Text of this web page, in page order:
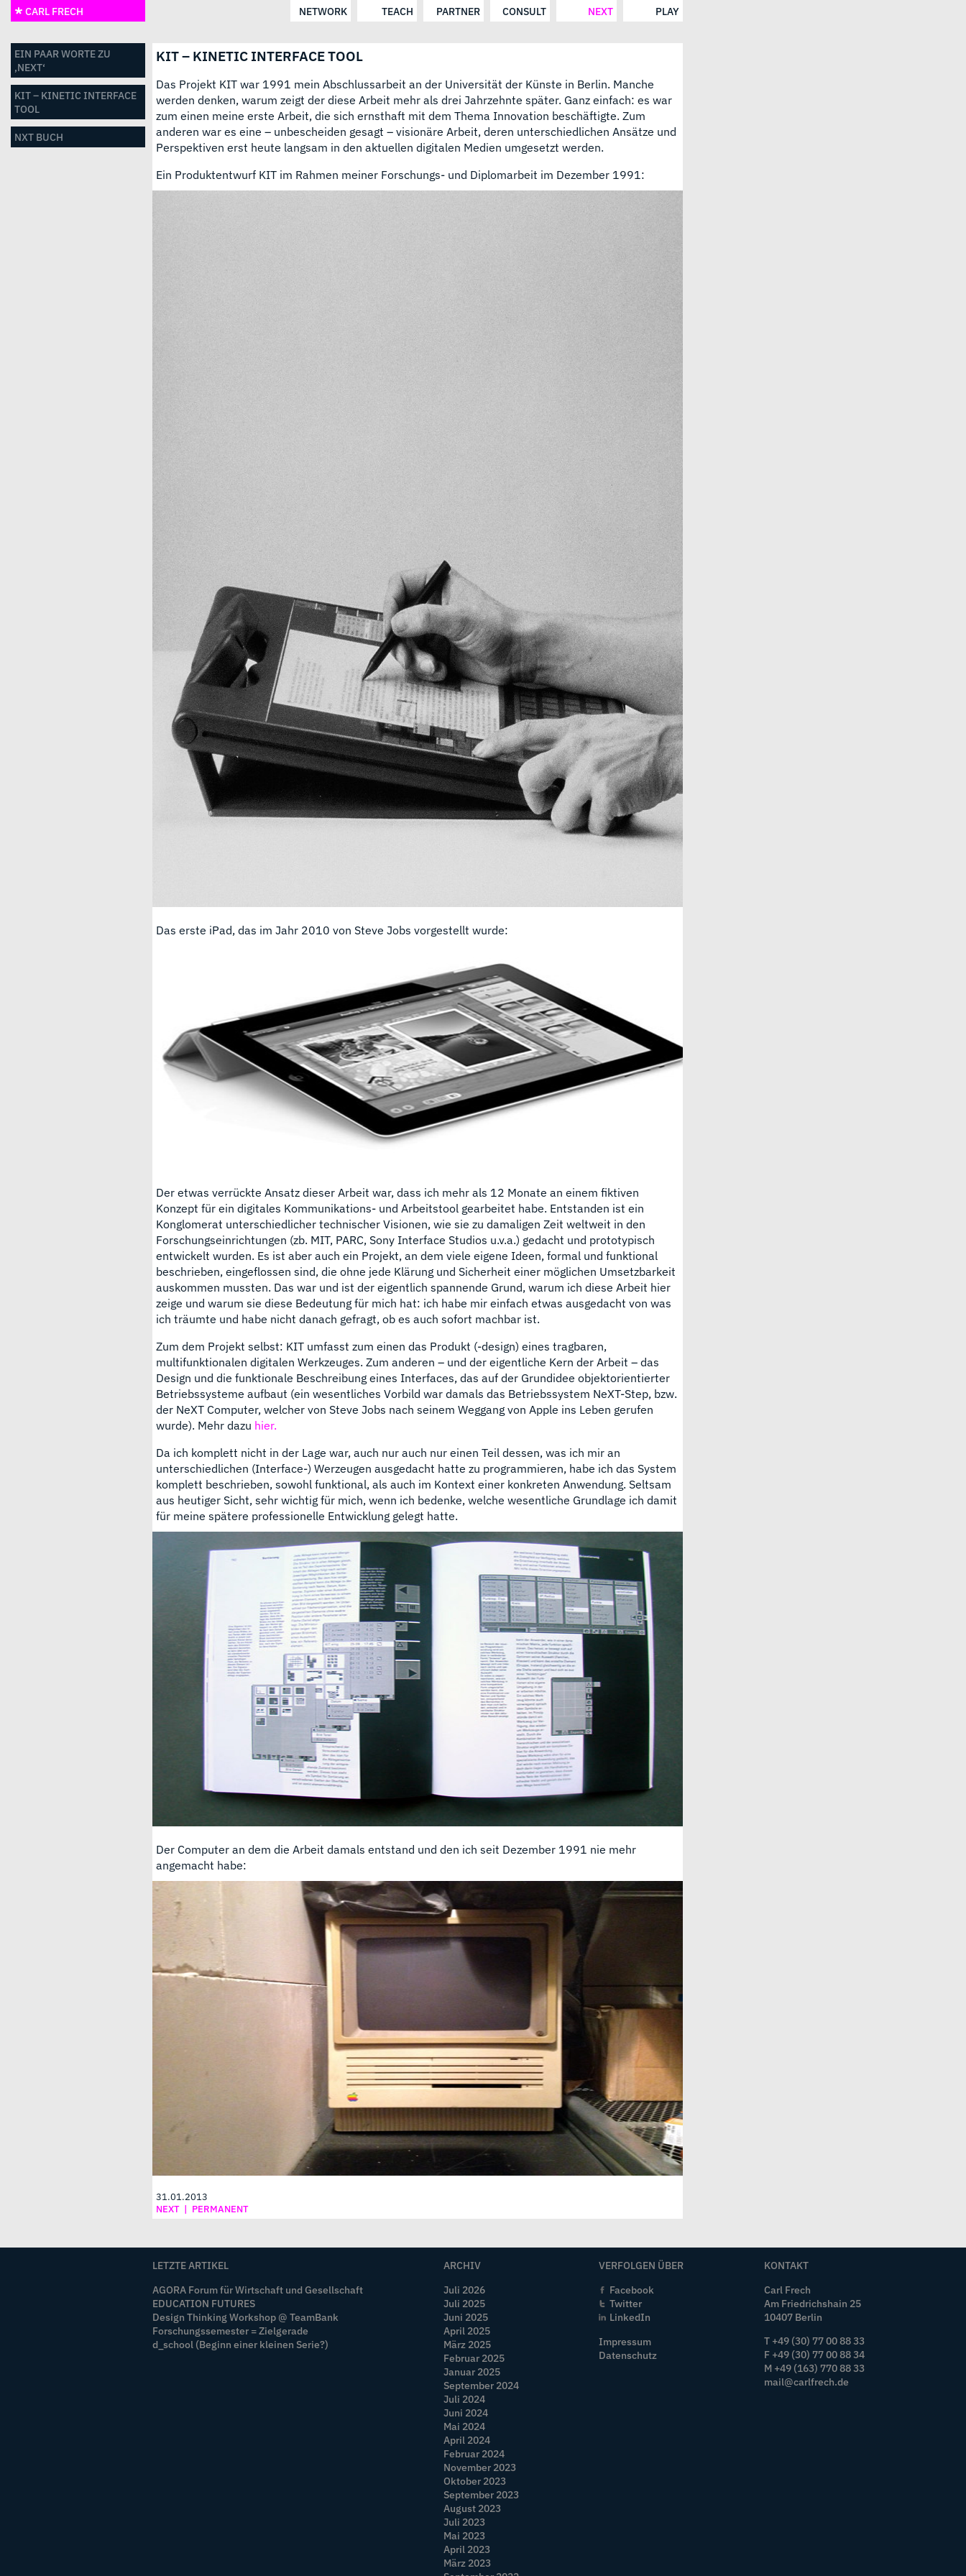
CARL FRECH NETWORK TEACH PARTNER CONSULT NEXT PLAY
EIN PAAR WORTE ZU
‚NEXT‘
KIT – KINETIC INTERFACE
TOOL
NXT BUCH
KIT – KINETIC INTERFACE TOOL
Das Projekt KIT war 1991 mein Abschlussarbeit an der Universität der Künste in Berlin. Manche
werden denken, warum zeigt der diese Arbeit mehr als drei Jahrzehnte später. Ganz einfach: es war
zum einen meine erste Arbeit, die sich ernsthaft mit dem Thema Innovation beschäftigte. Zum
anderen war es eine – unbescheiden gesagt – visionäre Arbeit, deren unterschiedlichen Ansätze und
Perspektiven erst heute langsam in den aktuellen digitalen Medien umgesetzt werden.
Ein Produktentwurf KIT im Rahmen meiner Forschungs- und Diplomarbeit im Dezember 1991:
Das erste iPad, das im Jahr 2010 von Steve Jobs vorgestellt wurde:
Der etwas verrückte Ansatz dieser Arbeit war, dass ich mehr als 12 Monate an einem fiktiven
Konzept für ein digitales Kommunikations- und Arbeitstool gearbeitet habe. Entstanden ist ein
Konglomerat unterschiedlicher technischer Visionen, wie sie zu damaligen Zeit weltweit in den
Forschungseinrichtungen (zb. MIT, PARC, Sony Interface Studios u.v.a.) gedacht und prototypisch
entwickelt wurden. Es ist aber auch ein Projekt, an dem viele eigene Ideen, formal und funktional
beschrieben, eingeflossen sind, die ohne jede Klärung und Sicherheit einer möglichen Umsetzbarkeit
auskommen mussten. Das war und ist der eigentlich spannende Grund, warum ich diese Arbeit hier
zeige und warum sie diese Bedeutung für mich hat: ich habe mir einfach etwas ausgedacht von was
ich träumte und habe nicht danach gefragt, ob es auch sofort machbar ist.
Zum dem Projekt selbst: KIT umfasst zum einen das Produkt (-design) eines tragbaren,
multifunktionalen digitalen Werkzeuges. Zum anderen – und der eigentliche Kern der Arbeit – das
Design und die funktionale Beschreibung eines Interfaces, das auf der Grundidee objektorientierter
Betriebssysteme aufbaut (ein wesentliches Vorbild war damals das Betriebssystem NeXT-Step, bzw.
der NeXT Computer, welcher von Steve Jobs nach seinem Weggang von Apple ins Leben gerufen
wurde). Mehr dazu hier.
Da ich komplett nicht in der Lage war, auch nur auch nur einen Teil dessen, was ich mir an
unterschiedlichen (Interface-) Werzeugen ausgedacht hatte zu programmieren, habe ich das System
komplett beschrieben, sowohl funktional, als auch im Kontext einer konkreten Anwendung. Seltsam
aus heutiger Sicht, sehr wichtig für mich, wenn ich bedenke, welche wesentliche Grundlage ich damit
für meine spätere professionelle Entwicklung gelegt hatte.
Der Computer an dem die Arbeit damals entstand und den ich seit Dezember 1991 nie mehr
angemacht habe:
31.01.2013
NEXT | PERMANENT
LETZTE ARTIKEL
AGORA Forum für Wirtschaft und Gesellschaft
EDUCATION FUTURES
Design Thinking Workshop @ TeamBank
Forschungssemester = Zielgerade
d_school (Beginn einer kleinen Serie?)
ARCHIV
Juli 2026
Juli 2025
Juni 2025
April 2025
März 2025
Februar 2025
Januar 2025
September 2024
Juli 2024
Juni 2024
Mai 2024
April 2024
Februar 2024
November 2023
Oktober 2023
September 2023
August 2023
Juli 2023
Mai 2023
April 2023
März 2023
VERFOLGEN ÜBER
Facebook
Twitter
LinkedIn
Impressum
Datenschutz
KONTAKT
Carl Frech
Am Friedrichshain 25
10407 Berlin
T +49 (30) 77 00 88 33
F +49 (30) 77 00 88 34
M +49 (163) 770 88 33
mail@carlfrech.de